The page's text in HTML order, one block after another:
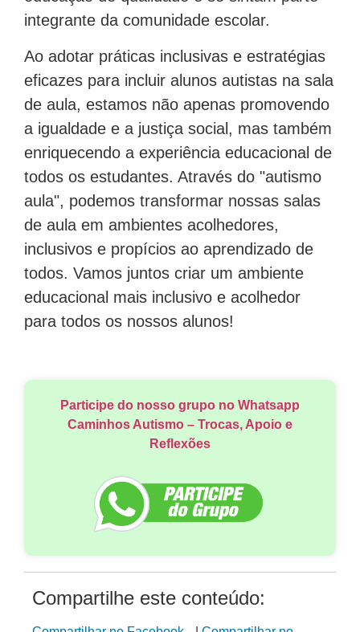
integrante da comunidade escolar.
Ao adotar práticas inclusivas e estratégias
eficazes para incluir alunos autistas na sala
de aula, estamos não apenas promovendo
a igualdade e a justiça social, mas também
enriquecendo a experiência educacional de
todos os estudantes. Através do "autismo
aula", podemos transformar nossas salas
de aula em ambientes acolhedores,
inclusivos e propícios ao aprendizado de
todos. Vamos juntos criar um ambiente
educacional mais inclusivo e acolhedor
para todos os nossos alunos!
Participe do nosso grupo no Whatsapp
Caminhos Autismo – Trocas, Apoio e
Reflexões
Compartilhe este conteúdo:
Compartilhar no Facebook | Compartilhar no